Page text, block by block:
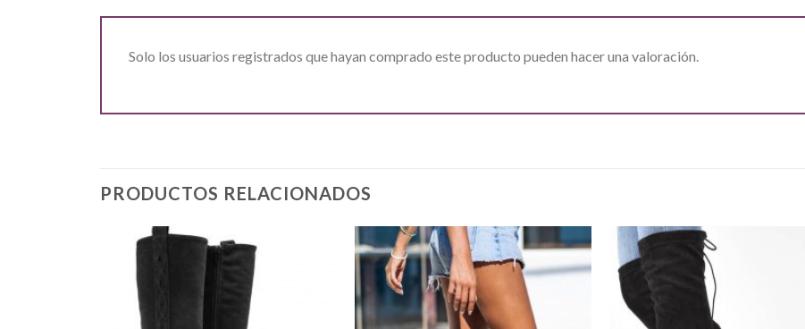
Solo los usuarios registrados que hayan comprado este producto pueden hacer una valoración.
PRODUCTOS RELACIONADOS